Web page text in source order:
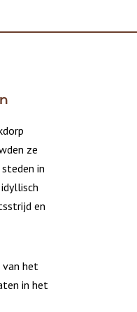
ze
in
en
van het
in het